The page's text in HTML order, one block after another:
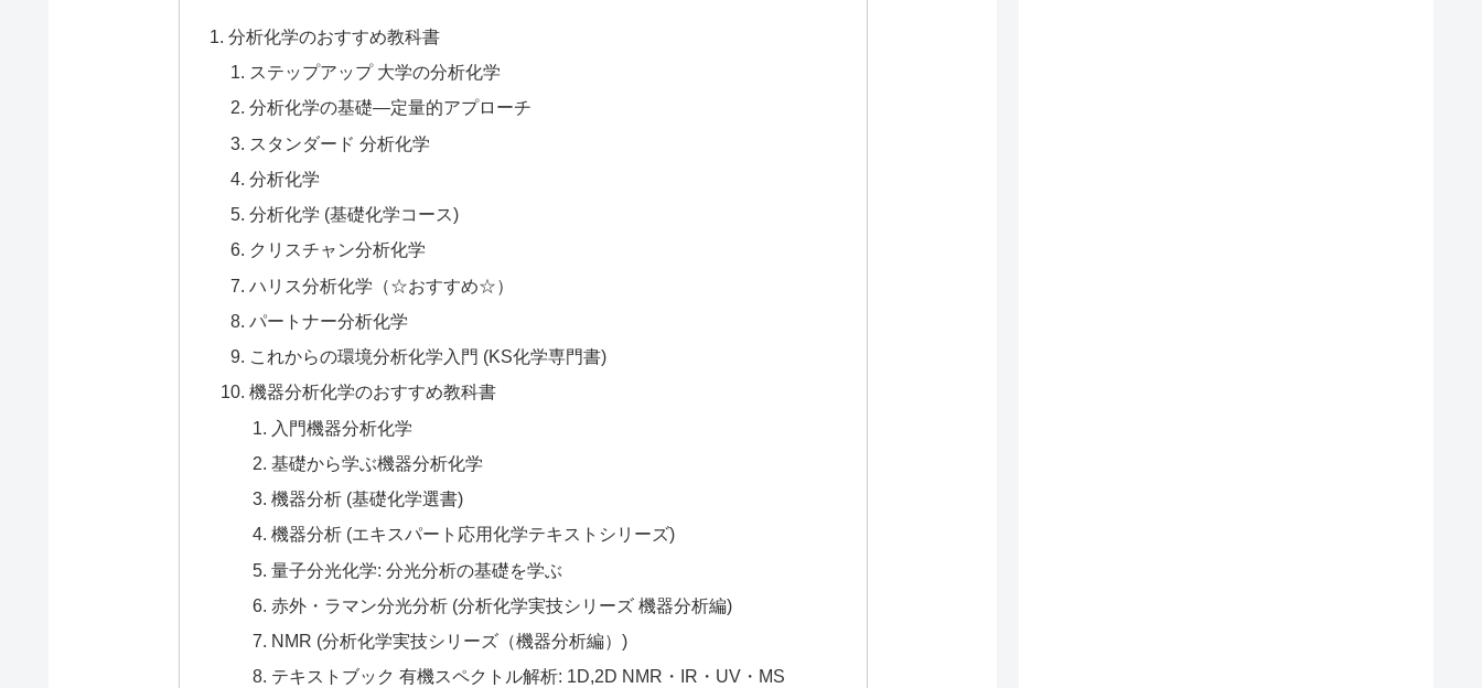
分析化学のおすすめ教科書
ステップアップ 大学の分析化学
分析化学の基礎―定量的アプローチ
スタンダード 分析化学
分析化学
分析化学 (基礎化学コース)
クリスチャン分析化学
ハリス分析化学（☆おすすめ☆）
パートナー分析化学
これからの環境分析化学入門 (KS化学専門書)
機器分析化学のおすすめ教科書
入門機器分析化学
基礎から学ぶ機器分析化学
機器分析 (基礎化学選書)
機器分析 (エキスパート応用化学テキストシリーズ)
量子分光化学: 分光分析の基礎を学ぶ
赤外・ラマン分光分析 (分析化学実技シリーズ 機器分析編)
NMR (分析化学実技シリーズ（機器分析編）)
テキストブック 有機スペクトル解析: 1D,2D NMR・IR・UV・MS